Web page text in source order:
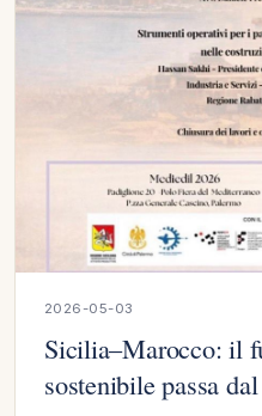
2026-05-03
Sicilia–Marocco: il
sostenibile passa